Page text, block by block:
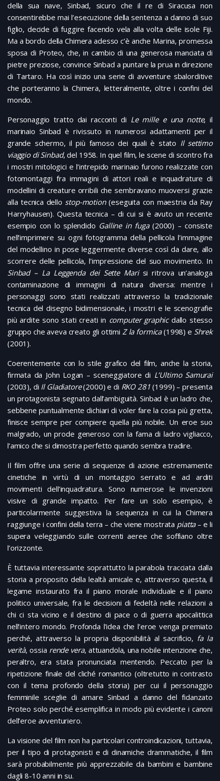
della sua nave, Sinbad, sicuro che il re di Siracusa non
consentirebbe mai l’esecuzione della sentenza a danno di suo
figlio, decide di fuggire facendo vela alla volta delle isole Fiji.
Ma a bordo della Chimera adesso c’è anche Marina, promessa
sposa di Proteo, che, in cambio di una generosa manciata di
pietre preziose, convince Sinbad a puntare la prua in direzione
di Tartaro. Ha così inizio una serie di avventure sbalorditive
che porteranno la Chimera, letteralmente, oltre i confini del
mondo.
Personaggio tratto dai racconti di Le mille e una notte, il
marinaio Sinbad è rivissuto in numerosi adattamenti per il
grande schermo, il più famoso dei quali è stato Il settimo
viaggio di Sinbad, del 1958. In quel film, le scene di scontro fra
i mostri mitologici e l’intrepido marinaio furono realizzate con
fotomontaggi fra immagini di attori reali e inquadrature di
modellini di creature orribili che sembravano muoversi grazie
alla tecnica dello stop-motion(eseguita con maestria da Ray
Harryhausen). Questa tecnica – di cui si è avuto un recente
esempio con lo splendido Galline in fuga(2000) – consiste
nell’imprimere su ogni fotogramma della pellicola l’immagine
del modellino in pose leggermente diverse così da dare, allo
scorrere delle pellicola, l’impressione del suo movimento. In
Sinbad – La Leggenda dei Sette Marisi ritrova un’analoga
contaminazione di immagini di natura diversa: mentre i
personaggi sono stati realizzati attraverso la tradizionale
tecnica del disegno bidimensionale, i mostri e le scenografie
più ardite sono stati creati in computer graphicdallo stesso
gruppo che aveva creato gli ottimi Z la formica(1998) e Shrek
(2001).
Coerentemente con lo stile grafico del film, anche la storia,
firmata da John Logan – sceneggiatore di L’Ultimo Samurai
(2003), di Il Gladiatore(2000) e di RKO 281 (1999) – presenta
un protagonista segnato dall’ambiguità. Sinbad è un ladro che,
sebbene puntualmente dichiari di voler fare la cosa più gretta,
finisce sempre per compiere quella più nobile. Un eroe suo
malgrado, un prode generoso con la fama di ladro vigliacco,
l’amico che si dimostra perfetto quando sembra tradire.
Il film offre una serie di sequenze di azione estremamente
cinetiche in virtù di un montaggio serrato e ad arditi
movimenti dell’inquadratura. Sono numerose le invenzioni
visive di grande impatto. Per fare un solo esempio, è
particolarmente suggestiva la sequenza in cui la Chimera
raggiunge i confini della terra – che viene mostrata piatta– e li
supera veleggiando sulle correnti aeree che soffiano oltre
l’orizzonte.
È tuttavia interessante soprattutto la parabola tracciata dalla
storia a proposito della lealtà amicale e, attraverso questa, il
legame instaurato fra il piano morale individuale e il piano
politico universale, fra le decisioni di fedeltà nelle relazioni a
chi ci sta vicino e il destino di pace o di guerra apocalittica
nell’intero mondo. Profonda l’idea che l’eroe venga premiato
perché, attraverso la propria disponibilità al sacrificio, fa la
verità, ossia rende vera, attuandola, una nobile intenzione che,
peraltro, era stata pronunciata mentendo. Peccato per la
ripetizione finale del cliché romantico (oltretutto in contrasto
con il tema profondo della storia) per cui il personaggio
femminile sceglie di amare Sinbad a danno del fidanzato
Proteo solo perché esemplifica in modo più evidente i canoni
dell’eroe avventuriero.
La visione del film non ha particolari controindicazioni, tuttavia,
per il tipo di protagonisti e di dinamiche drammatiche, il film
sarà probabilmente più apprezzabile da bambini e bambine
dagli 8-10 anni in su.